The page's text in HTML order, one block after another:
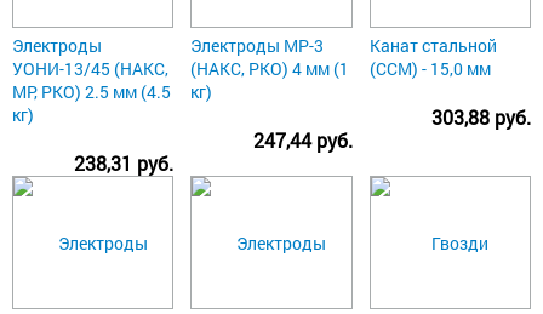
Электроды
УОНИ-13/45 (НАКС,
МР, РКО) 2.5 мм (4.5
кг)
238,31 руб.
Электроды МР-3
(НАКС, РКО) 4 мм (1
кг)
247,44 руб.
Канат стальной
(ССМ) - 15,0 мм
303,88 руб.